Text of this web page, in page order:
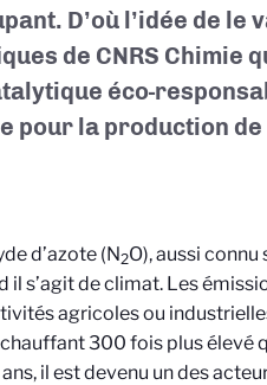
D’où l’idée de le
de CNRS Chimie
éco-
pour la production
d’azote (N2O), aussi
il s’agit de climat. Les
agricoles ou
300 fois plus élevé
il est devenu un des